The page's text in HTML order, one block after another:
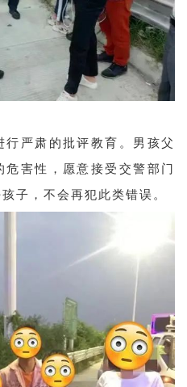
行严肃的批评教育。男孩父
害性，愿意接受交警部门
子，不会再犯此类错误。